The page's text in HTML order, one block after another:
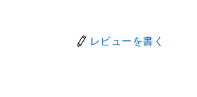
レビューを書く